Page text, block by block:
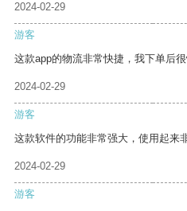
2024-02-29
游客
这款app的物流非常快捷，我下单后很
2024-02-29
游客
这款软件的功能非常强大，使用起来
2024-02-29
游客